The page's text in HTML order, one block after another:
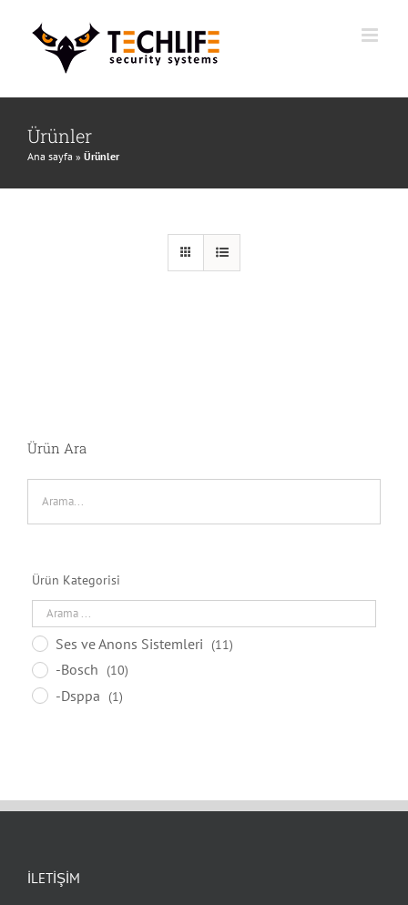
Ürünler
Ana sayfa » Ürünler
Ürün Ara
Ürün Kategorisi
Ses ve Anons Sistemleri (11)
-Bosch (10)
-Dsppa (1)
İLETIŞIM